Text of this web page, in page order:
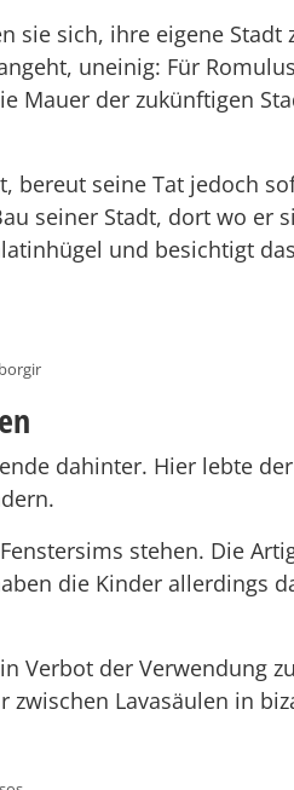
sie sich, ihre eigene
uneinig: Für
Mauer der zukünftigen
bereut seine Tat jedoch
seiner Stadt, dort wo er
und besichtigt
dahinter. Hier lebte
stehen. Die
die Kinder allerdings
Verbot der Verwendung
Lavasäulen in